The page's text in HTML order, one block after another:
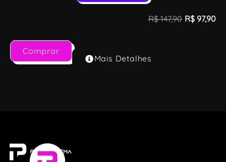
R$147,90 R$ 97,90
Comprar
Mais Detalhes